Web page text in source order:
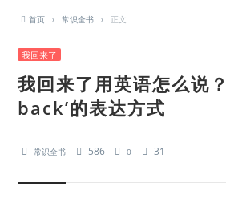
首页 › 常识全书 › 正文
我回来了
我回来了用英语怎么说
back’的表达方式
常识全书 586 0 31